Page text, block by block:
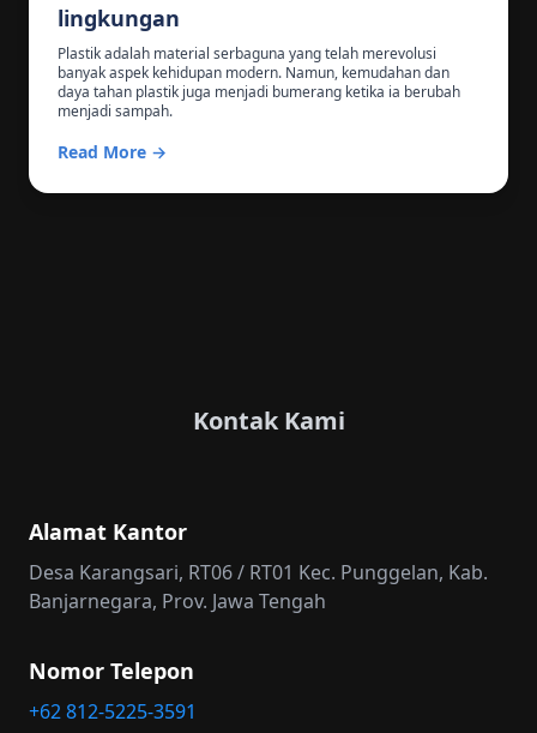
lingkungan
Plastik adalah material serbaguna yang telah merevolusi
banyak aspek kehidupan modern. Namun, kemudahan dan
daya tahan plastik juga menjadi bumerang ketika ia berubah
menjadi sampah.
Read More →
Kontak Kami
Alamat Kantor
Desa Karangsari, RT06 / RT01 Kec. Punggelan, Kab.
Banjarnegara, Prov. Jawa Tengah
Nomor Telepon
+62 812-5225-3591